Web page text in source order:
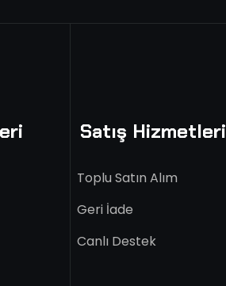
Satış Hizmetleri
Toplu Satın Alım
Geri İade
Canlı Destek